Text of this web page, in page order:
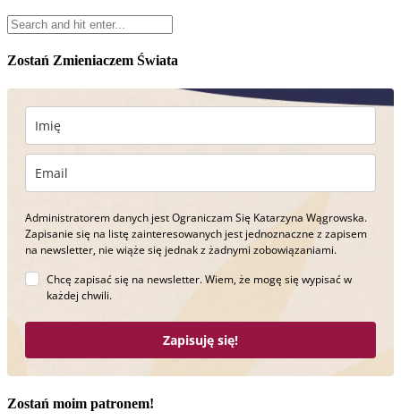
Zostań Zmieniaczem Świata
Administratorem danych jest Ograniczam Się Katarzyna Wągrowska.
Zapisanie się na listę zainteresowanych jest jednoznaczne z zapisem
na newsletter, nie wiąże się jednak z żadnymi zobowiązaniami.
Chcę zapisać się na newsletter. Wiem, że mogę się wypisać w
każdej chwili.
Zapisuję się!
Zostań moim patronem!